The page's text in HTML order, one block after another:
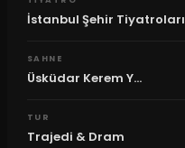
İstanbul Şehir Tiyatroları
SAHNE
Üsküdar Kerem Y...
TUR
Trajedi & Dram